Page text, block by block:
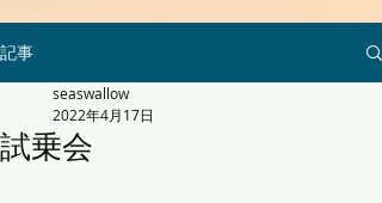
記事
試乗会
seaswallow
2022年4月17日